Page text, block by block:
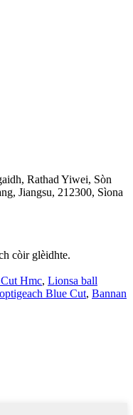
Rathad Yiwei, Sòn
Jiangsu, 212300, Sìona
còir glèidhte.
Hmc, Lionsa ball
Blue Cut, Bannan